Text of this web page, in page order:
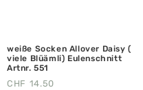
weiße Socken Allover Daisy (
viele Blüämli) Eulenschnitt
Artnr. 551
CHF 14.50